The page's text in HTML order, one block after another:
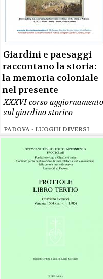
Giardini e paesaggi
raccontano la storia:
la memoria coloniale
nel presente
XXXVI corso
sul giardino storico
PADOVA - LUOGHI DIVERSI